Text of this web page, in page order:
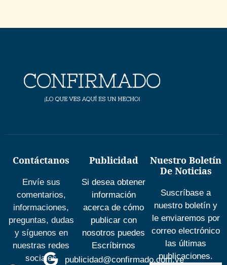
Contáctanos
Envíe sus
comentarios,
informaciones,
preguntas, dudas
y síguenos en
nuestras redes
sociales
Publicidad
Si desea obtener
información
acerca de cómo
publicar con
nosotros puedes
Escríbirnos
publicidad@confirmado.com.ve
Nuestro Boletín
De Noticias
Suscríbase a
nuestro boletín y
le enviaremos por
correo electrónico
las últimas
publicaciones.